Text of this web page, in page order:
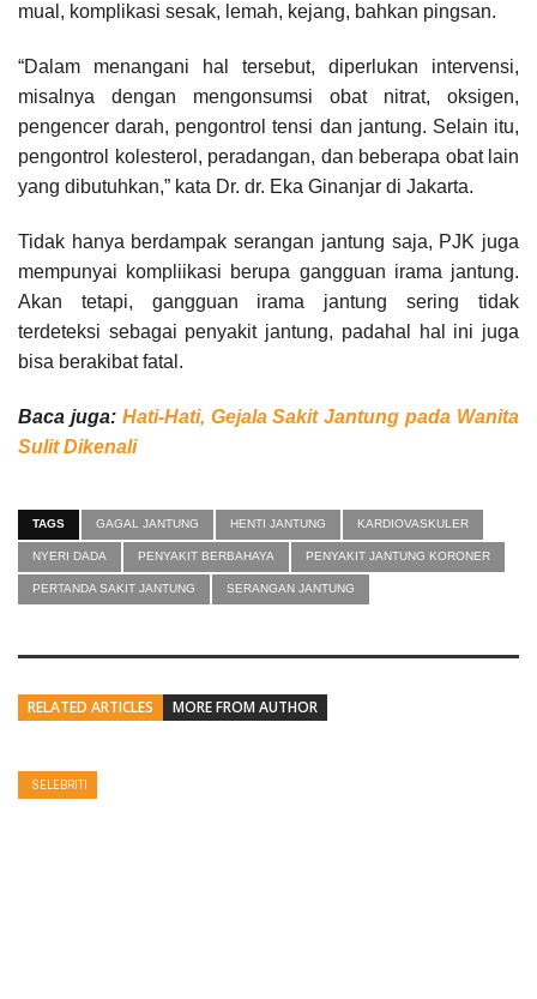
mual, komplikasi sesak, lemah, kejang, bahkan pingsan.
“Dalam menangani hal tersebut, diperlukan intervensi,
misalnya dengan mengonsumsi obat nitrat, oksigen,
pengencer darah, pengontrol tensi dan jantung. Selain itu,
pengontrol kolesterol, peradangan, dan beberapa obat lain
yang dibutuhkan,” kata Dr. dr. Eka Ginanjar di Jakarta.
Tidak hanya berdampak serangan jantung saja, PJK juga
mempunyai kompliikasi berupa gangguan irama jantung.
Akan tetapi, gangguan irama jantung sering tidak
terdeteksi sebagai penyakit jantung, padahal hal ini juga
bisa berakibat fatal.
Baca juga: Hati-Hati, Gejala Sakit Jantung pada Wanita
Sulit Dikenali
TAGS GAGAL JANTUNG HENTI JANTUNG KARDIOVASKULER
NYERI DADA PENYAKIT BERBAHAYA PENYAKIT JANTUNG KORONER
PERTANDA SAKIT JANTUNG SERANGAN JANTUNG
RELATED ARTICLES MORE FROM AUTHOR
SELEBRITI